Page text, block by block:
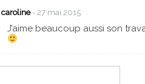
caroline - 27 mai 2015
J’aime beaucoup aussi son